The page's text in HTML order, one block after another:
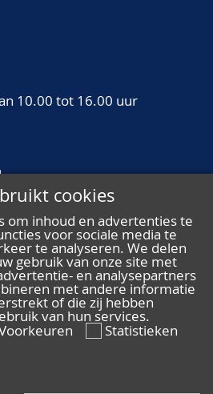
10.00 tot 16.00 uur
cookies
om inhoud en advertenties te
voor sociale media te
te analyseren. We delen
gebruik van onze site met
en analysepartners
met andere informatie
of die zij hebben
van hun services.
Statistieken